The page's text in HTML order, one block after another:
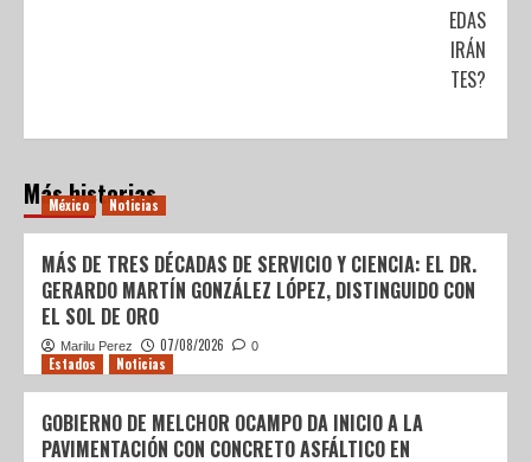
CRIPTOMONEDAS
¿SEGUIRÁN
VIGENTES?
Más historias
México Noticias
MÁS DE TRES DÉCADAS DE SERVICIO Y CIENCIA: EL DR.
GERARDO MARTÍN GONZÁLEZ LÓPEZ, DISTINGUIDO CON
EL SOL DE ORO
Marilu Perez 07/08/2026 0
Estados Noticias
GOBIERNO DE MELCHOR OCAMPO DA INICIO A LA
PAVIMENTACIÓN CON CONCRETO ASFÁLTICO EN